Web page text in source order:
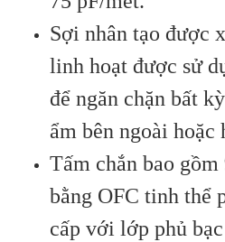
Sợi nhân tạo được
linh hoạt được sử
để ngăn chặn bất
ẩm bên ngoài hoặc
Tấm chắn bao
bằng OFC tinh thể
cấp với lớp phủ